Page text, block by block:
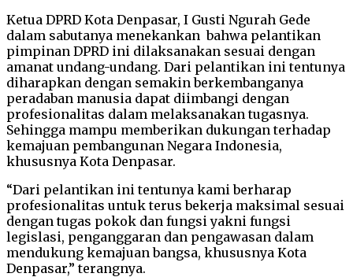
Ketua DPRD Kota Denpasar, I Gusti Ngurah Gede
dalam sabutanya menekankan bahwa pelantikan
pimpinan DPRD ini dilaksanakan sesuai dengan
amanat undang-undang. Dari pelantikan ini tentunya
diharapkan dengan semakin berkembanganya
peradaban manusia dapat diimbangi dengan
profesionalitas dalam melaksanakan tugasnya.
Sehingga mampu memberikan dukungan terhadap
kemajuan pembangunan Negara Indonesia,
khususnya Kota Denpasar.
“Dari pelantikan ini tentunya kami berharap
profesionalitas untuk terus bekerja maksimal sesuai
dengan tugas pokok dan fungsi yakni fungsi
legislasi, penganggaran dan pengawasan dalam
mendukung kemajuan bangsa, khususnya Kota
Denpasar,” terangnya.